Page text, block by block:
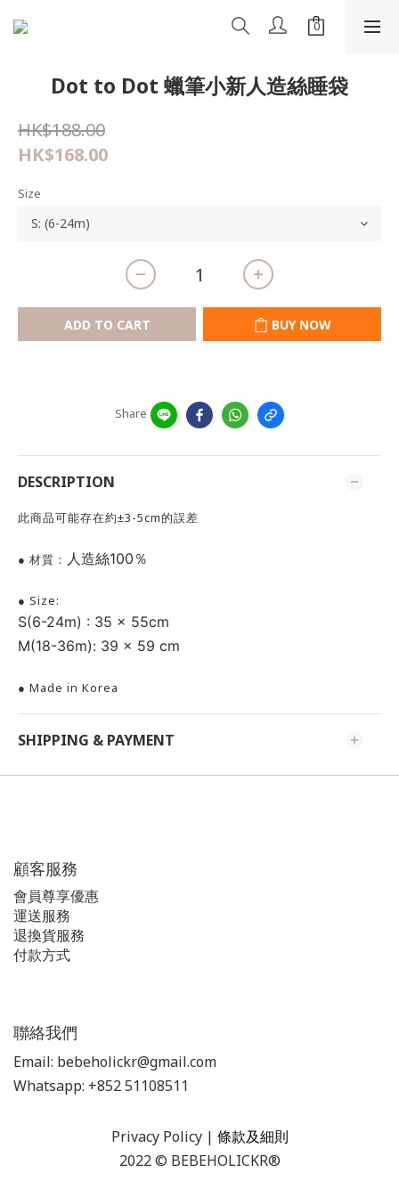
Dot to Dot 蠟筆小新人造絲睡袋
HK$188.00
HK$168.00
Size
ADD TO CART BUY NOW
Share
DESCRIPTION
此商品可能存在約±3-5cm的誤差
● 材質： 人造絲100％
● Size:
S(6-24m) : 35 x 55cm
M(18-36m): 39 x 59 cm
● Made in Korea
SHIPPING & PAYMENT
顧客服務
會員尊享優惠
運送服務
退換貨服務
付款方式
聯絡我們
Email: bebeholickr@gmail.com
Whatsapp: +852 51108511
Privacy Policy| 條款及細則
2022 © BEBEHOLICKR®